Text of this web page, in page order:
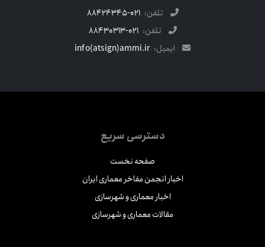
تلفن: 021-88424345
تلفن: 021-88430313
ایمیل: info(atsign)ammi.ir
دسترسی سریع
صفحه نخست
اخبار انجمن مفاخر معماری ایران
اخبار معماری و شهرسازی
مقالات معماری و شهرسازی